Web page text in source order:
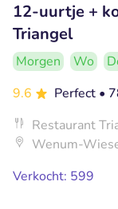
12-uurtje +
Triangel
Morgen Wo
9.6
Perfect •
Restaurant
Wenum-
Verkocht: 599